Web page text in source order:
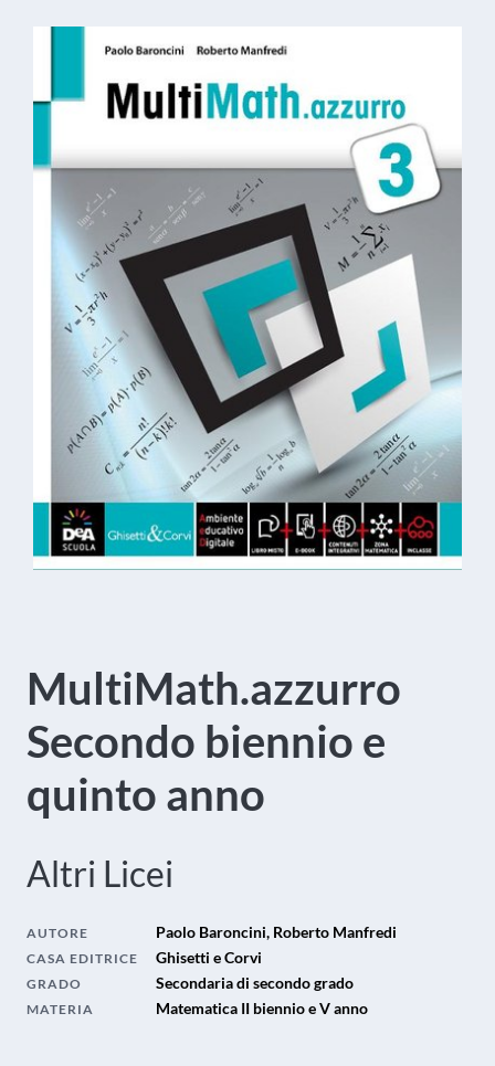
MultiMath.azzurro
Secondo biennio e
quinto anno
Altri Licei
AUTORE Paolo Baroncini, Roberto Manfredi
CASA EDITRICE Ghisetti e Corvi
GRADO Secondaria di secondo grado
MATERIA Matematica II biennio e V anno